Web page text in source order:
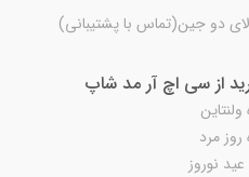
دو جین(تماس با پشتیبانی)
از سی اچ آر مد شاپ
مرد
نوروز